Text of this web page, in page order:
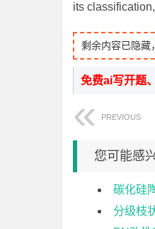
its
剩余内容已隐藏
免费ai写开题
PREVIOUS
您可能感
碳化硅
分级枝